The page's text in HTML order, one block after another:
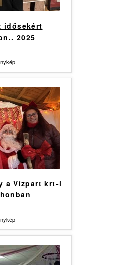
idősekért
2025
a Vízpart krt-i